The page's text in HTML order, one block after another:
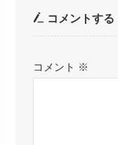
コメントする
コメント ※